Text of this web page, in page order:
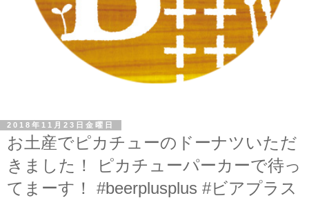
2018年11月23日金曜日
お土産でピカチューのドーナツいただ
きました！ ピカチューパーカーで待っ
てまーす！ #beerplusplus #ビアプラス